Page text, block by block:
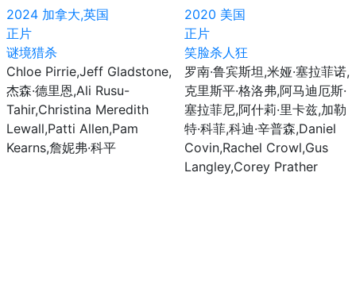
2024 加拿大,英国
正片
谜境猎杀
Chloe Pirrie,Jeff Gladstone,
杰森·德里恩,Ali Rusu-
Tahir,Christina Meredith
Lewall,Patti Allen,Pam
Kearns,詹妮弗·科平
2020 美国
正片
笑脸杀人狂
罗南·鲁宾斯坦,米娅·塞拉菲诺,
克里斯平·格洛弗,阿马迪厄斯·
塞拉菲尼,阿什莉·里卡兹,加勒
特·科菲,科迪·辛普森,Daniel
Covin,Rachel Crowl,Gus
Langley,Corey Prather